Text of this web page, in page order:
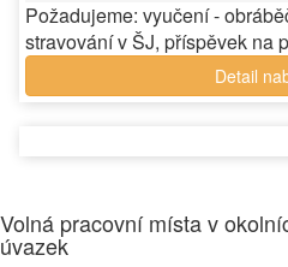
Požadujeme: vyučení -
stravování v ŠJ, příspěvek na
Detail
Volná pracovní místa v
úvazek